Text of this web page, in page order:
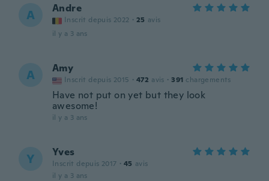
A Andre
Inscrit depuis 2022 · 25 avis
il y a 3 ans
A Amy
Inscrit depuis 2015 · 472 avis · 391 chargements
Have not put on yet but they look
awesome!
il y a 3 ans
Y Yves
Inscrit depuis 2017 · 45 avis
il y a 3 ans